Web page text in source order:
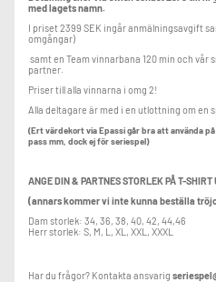
med lagets namn.
I priset 2399 SEK ingår anmälningsavgift
omgångar)
samt en Team vinnarbana 120 min och vår
partner.
Priser till alla vinnarna i omg 2!
Alla deltagare är med i en utlottning om en
(Ert värdekort via Epassi går bra att använda
pass mm, dock ej för seriespel)
ANGE DIN & PARTNES STORLEK PÅ T-
(annars kommer vi inte kunna beställa
Dam storlek: 34, 36, 38, 40, 42, 44,46
Herr storlek: S, M, L, XL, XXL, XXXL
Har du frågor? Kontakta ansvarig